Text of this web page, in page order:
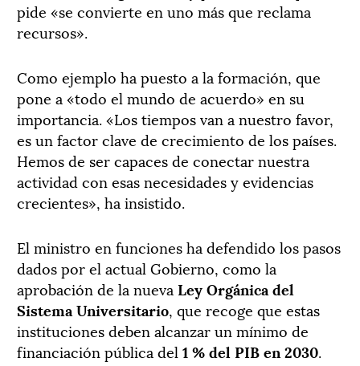
pide «se convierte en uno más que reclama
recursos».
Como ejemplo ha puesto a la formación, que
pone a «todo el mundo de acuerdo» en su
importancia. «Los tiempos van a nuestro favor,
es un factor clave de crecimiento de los países.
Hemos de ser capaces de conectar nuestra
actividad con esas necesidades y evidencias
crecientes», ha insistido.
El ministro en funciones ha defendido los pasos
dados por el actual Gobierno, como la
aprobación de la nueva Ley Orgánica del
Sistema Universitario, que recoge que estas
instituciones deben alcanzar un mínimo de
financiación pública del 1 % del PIB en 2030.